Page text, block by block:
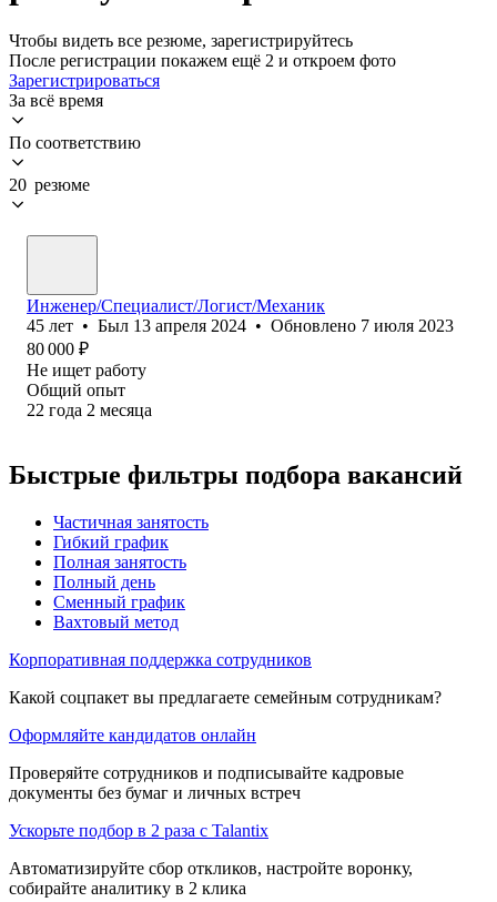
Чтобы видеть все резюме, зарегистрируйтесь
После регистрации покажем ещё 2 и откроем фото
Зарегистрироваться
За всё время
По соответствию
20 резюме
Инженер/Специалист/Логист/Механик
45 лет • Был 13 апреля 2024 • Обновлено 7 июля 2023
80 000 ₽
Не ищет работу
Общий опыт
22 года 2 месяца
Быстрые фильтры подбора вакансий
Частичная занятость
Гибкий график
Полная занятость
Полный день
Сменный график
Вахтовый метод
Корпоративная поддержка сотрудников
Какой соцпакет вы предлагаете семейным сотрудникам?
Оформляйте кандидатов онлайн
Проверяйте сотрудников и подписывайте кадровые
документы без бумаг и личных встреч
Ускорьте подбор в 2 раза с Talantix
Автоматизируйте сбор откликов, настройте воронку,
собирайте аналитику в 2 клика